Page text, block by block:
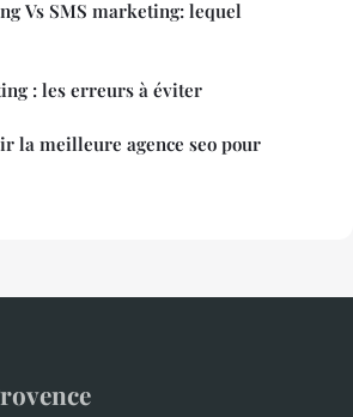
Vs SMS marketing: lequel
: les erreurs à éviter
la meilleure agence seo pour